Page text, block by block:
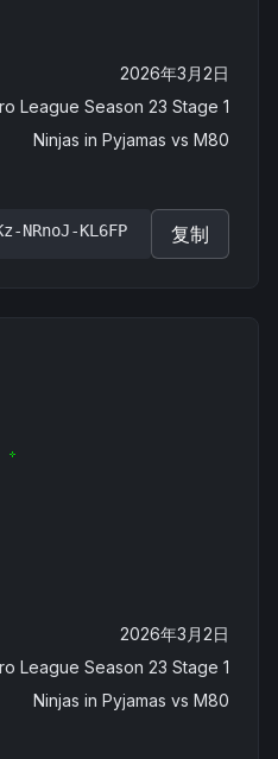
2026年3月2日
League Season 23 Stage 1
Ninjas in Pyjamas vs M80
NRnoJ-KL6FP 复制
2026年3月2日
League Season 23 Stage 1
Ninjas in Pyjamas vs M80